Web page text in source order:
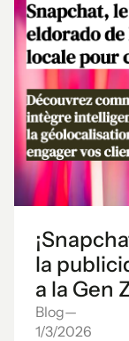
la
a la Gen
Blog—
1/3/2026